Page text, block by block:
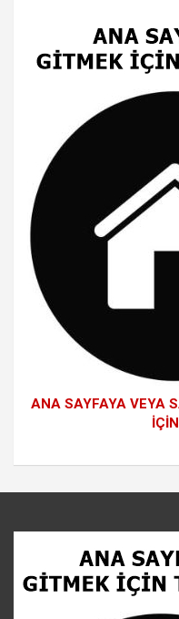
ANA SAYFAYA VEYA